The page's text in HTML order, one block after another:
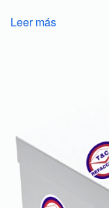
Leer más